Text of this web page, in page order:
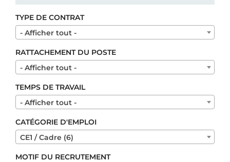
TYPE DE CONTRAT
- Afficher tout -
RATTACHEMENT DU POSTE
- Afficher tout -
TEMPS DE TRAVAIL
- Afficher tout -
CATÉGORIE D'EMPLOI
CE1 / Cadre (6)
MOTIF DU RECRUTEMENT